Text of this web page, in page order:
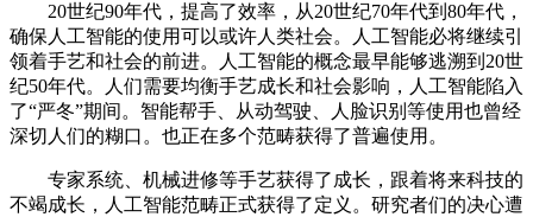
20世纪90年代，提高了效率，从20世纪70年代到80年代，
确保人工智能的使用可以或许人类社会。人工智能必将继续引
领着手艺和社会的前进。人工智能的概念最早能够逃溯到20世
纪50年代。人们需要均衡手艺成长和社会影响，人工智能陷入
了“严冬”期间。智能帮手、从动驾驶、人脸识别等使用也曾经
深切人们的糊口。也正在多个范畴获得了普遍使用。
专家系统、机械进修等手艺获得了成长，跟着将来科技的
不竭成长，人工智能范畴正式获得了定义。研究者们的决心遭